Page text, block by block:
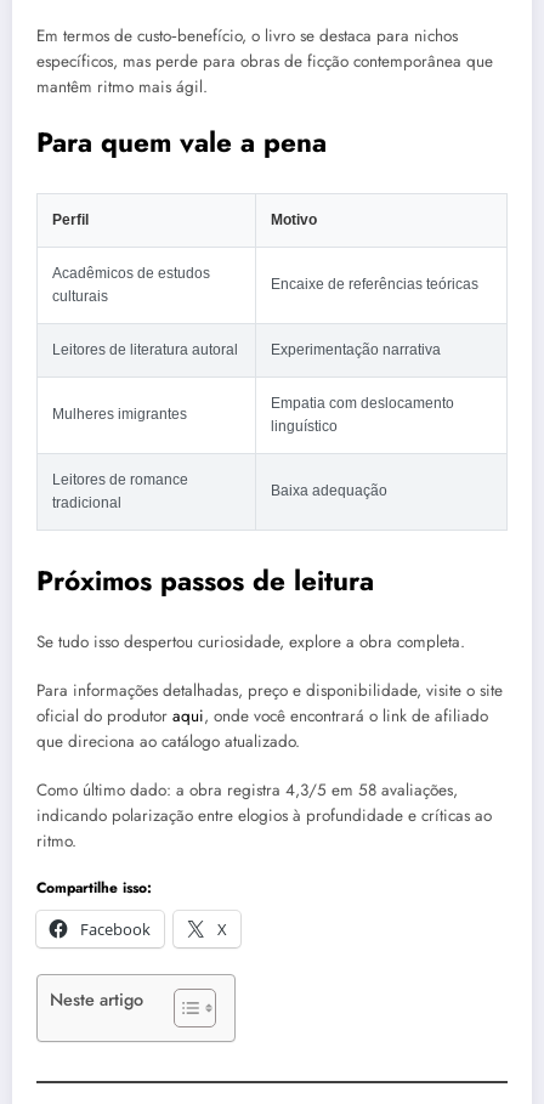
Em termos de custo‑benefício, o livro se destaca para nichos
específicos, mas perde para obras de ficção contemporânea que
mantêm ritmo mais ágil.
Para quem vale a pena
Perfil Motivo
Acadêmicos de estudos
culturais
Encaixe de referências teóricas
Leitores de literatura autoral Experimentação narrativa
Mulheres imigrantes
Empatia com deslocamento
linguístico
Leitores de romance
tradicional
Baixa adequação
Próximos passos de leitura
Se tudo isso despertou curiosidade, explore a obra completa.
Para informações detalhadas, preço e disponibilidade, visite o site
oficial do produtor aqui, onde você encontrará o link de afiliado
que direciona ao catálogo atualizado.
Como último dado: a obra registra 4,3/5 em 58 avaliações,
indicando polarização entre elogios à profundidade e críticas ao
ritmo.
Compartilhe isso:
Facebook
X
Neste artigo